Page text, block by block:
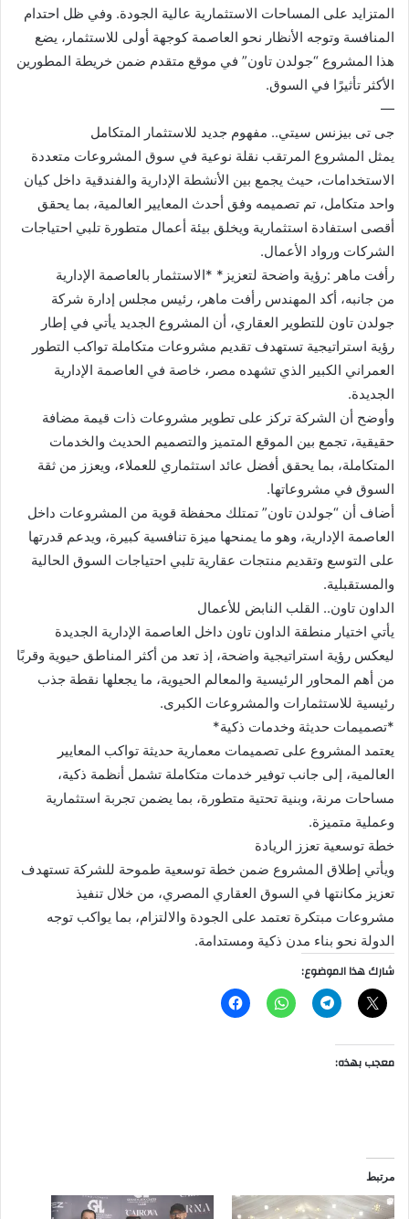
المتزايد على المساحات الاستثمارية عالية الجودة. وفي ظل احتدام
المنافسة وتوجه الأنظار نحو العاصمة كوجهة أولى للاستثمار، يضع
هذا المشروع “جولدن تاون” في موقع متقدم ضمن خريطة المطورين
الأكثر تأثيرًا في السوق.
—
جى تى بيزنس سيتي.. مفهوم جديد للاستثمار المتكامل
يمثل المشروع المرتقب نقلة نوعية في سوق المشروعات متعددة
الاستخدامات، حيث يجمع بين الأنشطة الإدارية والفندقية داخل كيان
واحد متكامل، تم تصميمه وفق أحدث المعايير العالمية، بما يحقق
أقصى استفادة استثمارية ويخلق بيئة أعمال متطورة تلبي احتياجات
الشركات ورواد الأعمال.
رأفت ماهر :رؤية واضحة لتعزيز* *الاستثمار بالعاصمة الإدارية
من جانبه، أكد المهندس رأفت ماهر، رئيس مجلس إدارة شركة
جولدن تاون للتطوير العقاري، أن المشروع الجديد يأتي في إطار
رؤية استراتيجية تستهدف تقديم مشروعات متكاملة تواكب التطور
العمراني الكبير الذي تشهده مصر، خاصة في العاصمة الإدارية
الجديدة.
وأوضح أن الشركة تركز على تطوير مشروعات ذات قيمة مضافة
حقيقية، تجمع بين الموقع المتميز والتصميم الحديث والخدمات
المتكاملة، بما يحقق أفضل عائد استثماري للعملاء، ويعزز من ثقة
السوق في مشروعاتها.
أضاف أن “جولدن تاون” تمتلك محفظة قوية من المشروعات داخل
العاصمة الإدارية، وهو ما يمنحها ميزة تنافسية كبيرة، ويدعم قدرتها
على التوسع وتقديم منتجات عقارية تلبي احتياجات السوق الحالية
والمستقبلية.
الداون تاون.. القلب النابض للأعمال
يأتي اختيار منطقة الداون تاون داخل العاصمة الإدارية الجديدة
ليعكس رؤية استراتيجية واضحة، إذ تعد من أكثر المناطق حيوية وقربًا
من أهم المحاور الرئيسية والمعالم الحيوية، ما يجعلها نقطة جذب
رئيسية للاستثمارات والمشروعات الكبرى.
*تصميمات حديثة وخدمات ذكية*
يعتمد المشروع على تصميمات معمارية حديثة تواكب المعايير
العالمية، إلى جانب توفير خدمات متكاملة تشمل أنظمة ذكية،
مساحات مرنة، وبنية تحتية متطورة، بما يضمن تجربة استثمارية
وعملية متميزة.
خطة توسعية تعزز الريادة
ويأتي إطلاق المشروع ضمن خطة توسعية طموحة للشركة تستهدف
تعزيز مكانتها في السوق العقاري المصري، من خلال تنفيذ
مشروعات مبتكرة تعتمد على الجودة والالتزام، بما يواكب توجه
الدولة نحو بناء مدن ذكية ومستدامة.
شارك هذا الموضوع:
معجب بهذه:
مرتبط